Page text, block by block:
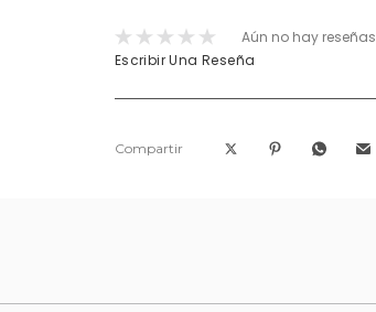
Aún no hay reseñas
Escribir Una Reseña
Compartir